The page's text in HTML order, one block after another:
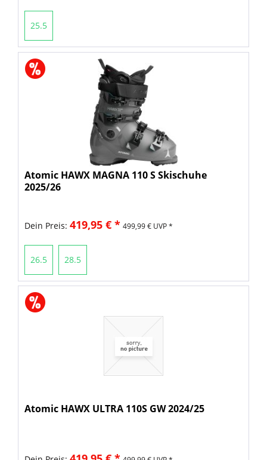
25.5
Atomic HAWX MAGNA 110 S Skischuhe
2025/26
Dein Preis: 419,95 € * 499,99 € UVP *
26.5 28.5
Atomic HAWX ULTRA 110S GW 2024/25